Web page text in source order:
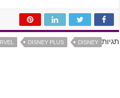
תגיות DISNEY
DISNEY PLUS